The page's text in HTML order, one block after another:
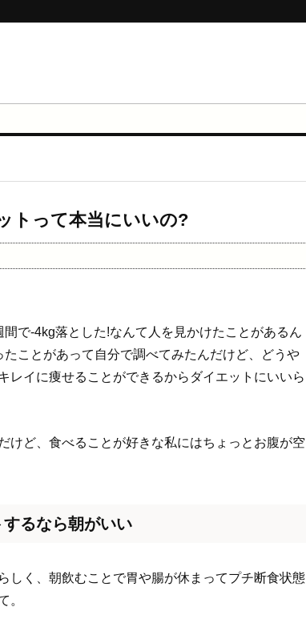
トって本当にいいの?
で-4kg落とした!なんて人を見かけたことがあるん
ことがあって自分で調べてみたんだけど、どうや
レイに痩せることができるからダイエットにいいら
けど、食べることが好きな私にはちょっとお腹が空
るなら朝がいい
しく、朝飲むことで胃や腸が休まってプチ断食状態
。